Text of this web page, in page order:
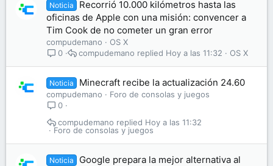
Noticia
Recorrió 10.000 kilómetros hasta las
oficinas de Apple con una misión: convencer a
Tim Cook de no cometer un gran error
compudemano
OS X
0
OS X
Hoy a las 11:32
compudemano
Noticia Minecraft recibe la actualización 24.60
compudemano
Foro de consolas y juegos
0
Foro de consolas y juegos
Hoy a las 11:32
compudemano
Noticia
Google prepara la mejor alternativa al